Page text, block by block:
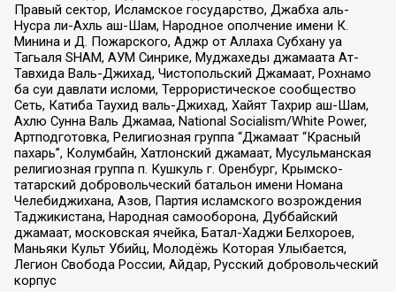
Правый сектор, Исламское государство, Джабха аль-
Нусра ли-Ахль аш-Шам, Народное ополчение имени К.
Минина и Д. Пожарского, Аджр от Аллаха Субхану уа
Тагьаля SHAM, АУМ Синрике, Муджахеды джамаата Ат-
Тавхида Валь-Джихад, Чистопольский Джамаат, Рохнамо
ба суи давлати исломи, Террористическое сообщество
Сеть, Катиба Таухид валь-Джихад, Хайят Тахрир аш-Шам,
Ахлю Сунна Валь Джамаа, National Socialism/White Power,
Артподготовка, Религиозная группа “Джамаат “Красный
пахарь”, Колумбайн, Хатлонский джамаат, Мусульманская
религиозная группа п. Кушкуль г. Оренбург, Крымско-
татарский добровольческий батальон имени Номана
Челебиджихана, Азов, Партия исламского возрождения
Таджикистана, Народная самооборона, Дуббайский
джамаат, московская ячейка, Батал-Хаджи Белхороев,
Маньяки Культ Убийц, Молодёжь Которая Улыбается,
Легион Свобода России, Айдар, Русский добровольческий
корпус